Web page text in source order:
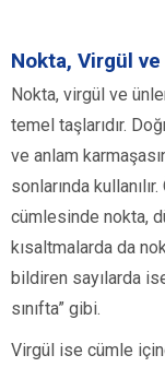
Nokta, Virgül
Nokta, virgül ve
temel taşlarıdır.
ve anlam
sonlarında
cümlesinde nokta,
kısaltmalarda da
bildiren sayılarda
sınıfta” gibi.
Virgül ise cümle